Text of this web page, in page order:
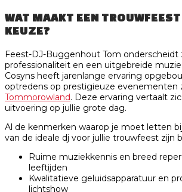
WAT MAAKT EEN
KEUZE?
Feest-DJ-Buggenhout Tom onderscheidt
professionaliteit en een uitgebreide
Cosyns heeft jarenlange ervaring
optredens op prestigieuze evenementen
Tommorowland. Deze ervaring vertaalt
uitvoering op jullie grote dag.
Al de kenmerken waarop je moet letten
van de ideale dj voor jullie trouwfeest zijn
Ruime muziekkennis en breed
leeftijden
Kwalitatieve geluidsapparatuur en
lichtshow